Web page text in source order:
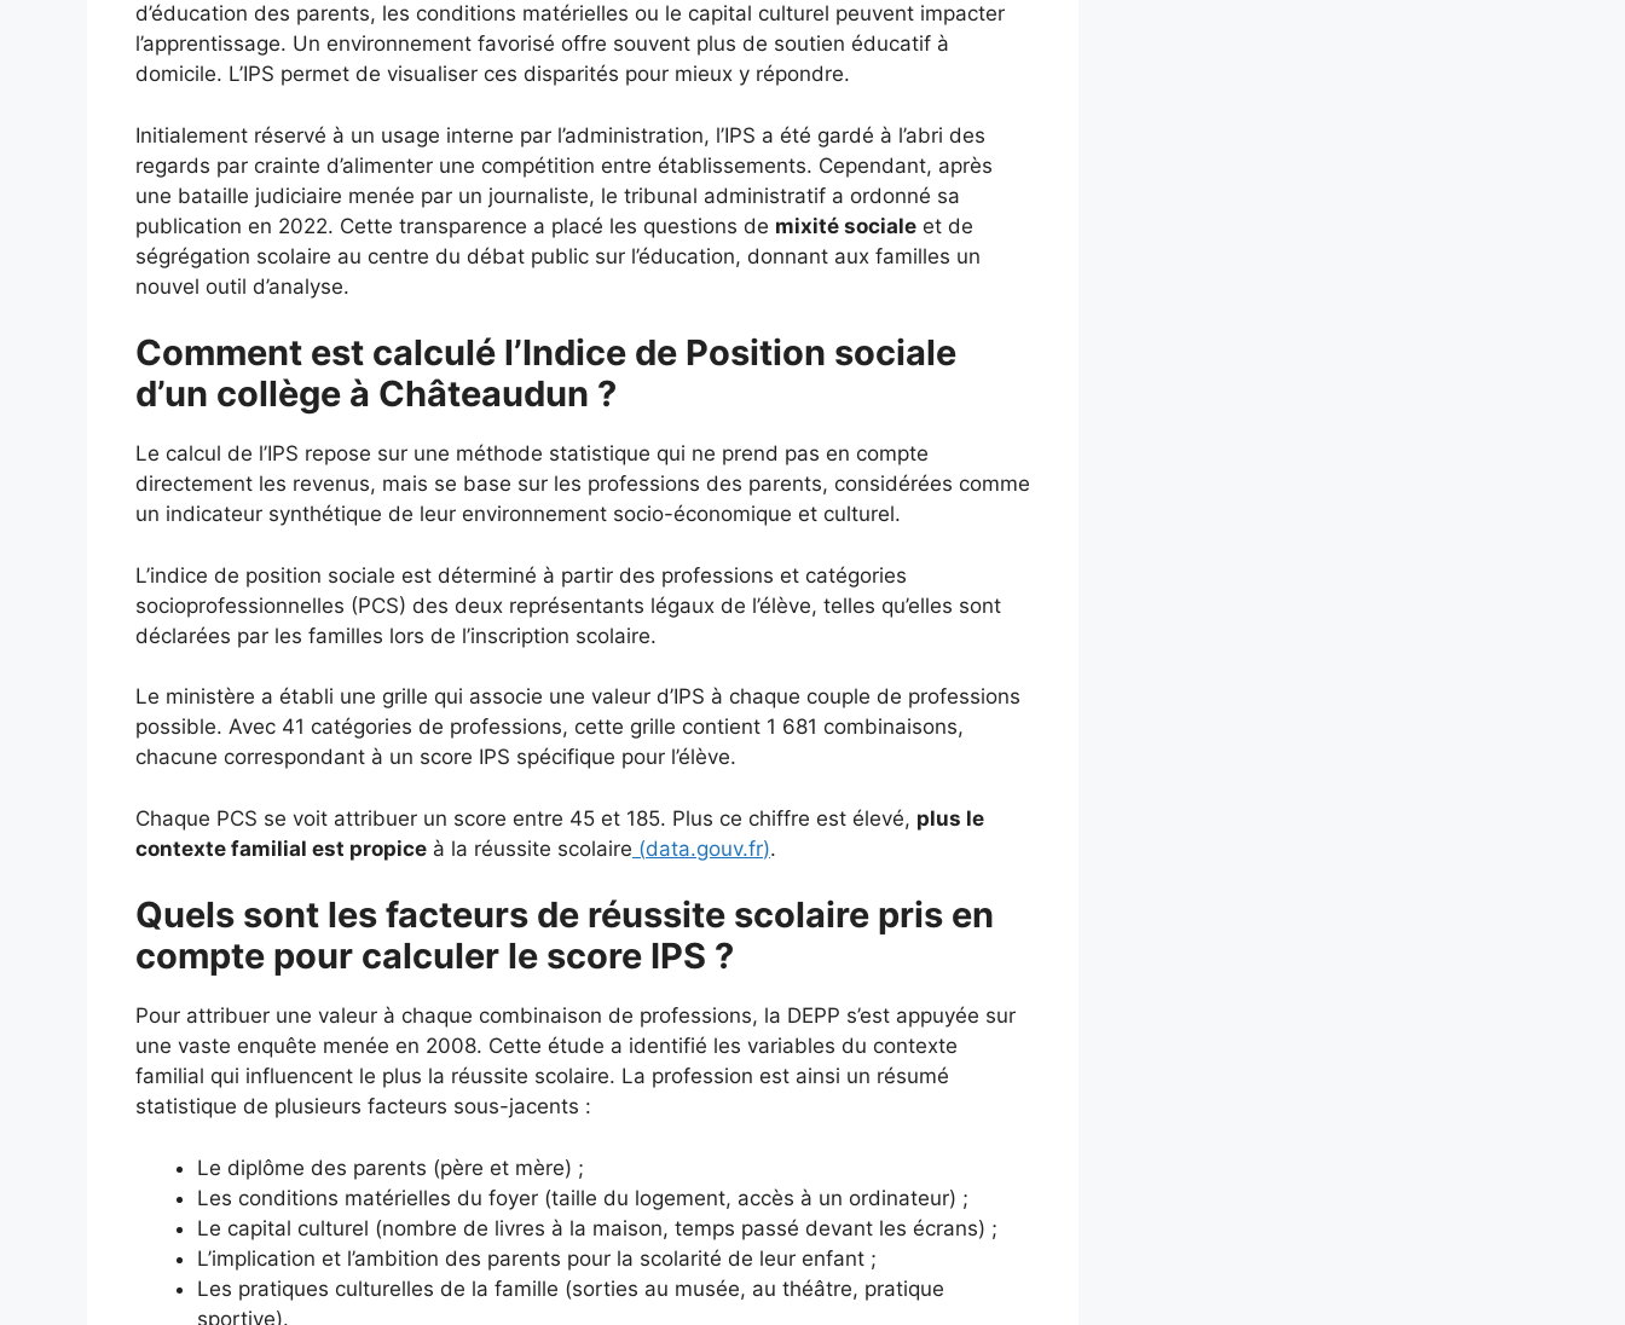
d’éducation des parents, les conditions matérielles ou le capital culturel peuvent impacter
l’apprentissage. Un environnement favorisé offre souvent plus de soutien éducatif à
domicile. L’IPS permet de visualiser ces disparités pour mieux y répondre.
Initialement réservé à un usage interne par l’administration, l’IPS a été gardé à l’abri des
regards par crainte d’alimenter une compétition entre établissements. Cependant, après
une bataille judiciaire menée par un journaliste, le tribunal administratif a ordonné sa
publication en 2022. Cette transparence a placé les questions de mixité sociale et de
ségrégation scolaire au centre du débat public sur l’éducation, donnant aux familles un
nouvel outil d’analyse.
Comment est calculé l’Indice de Position sociale
d’un collège à Châteaudun ?
Le calcul de l’IPS repose sur une méthode statistique qui ne prend pas en compte
directement les revenus, mais se base sur les professions des parents, considérées comme
un indicateur synthétique de leur environnement socio-économique et culturel.
L’indice de position sociale est déterminé à partir des professions et catégories
socioprofessionnelles (PCS) des deux représentants légaux de l’élève, telles qu’elles sont
déclarées par les familles lors de l’inscription scolaire.
Le ministère a établi une grille qui associe une valeur d’IPS à chaque couple de professions
possible. Avec 41 catégories de professions, cette grille contient 1 681 combinaisons,
chacune correspondant à un score IPS spécifique pour l’élève.
Chaque PCS se voit attribuer un score entre 45 et 185. Plus ce chiffre est élevé, plus le
contexte familial est propice à la réussite scolaire (data.gouv.fr).
Quels sont les facteurs de réussite scolaire pris en
compte pour calculer le score IPS ?
Pour attribuer une valeur à chaque combinaison de professions, la DEPP s’est appuyée sur
une vaste enquête menée en 2008. Cette étude a identifié les variables du contexte
familial qui influencent le plus la réussite scolaire. La profession est ainsi un résumé
statistique de plusieurs facteurs sous-jacents :
Le diplôme des parents (père et mère) ;
Les conditions matérielles du foyer (taille du logement, accès à un ordinateur) ;
Le capital culturel (nombre de livres à la maison, temps passé devant les écrans) ;
L’implication et l’ambition des parents pour la scolarité de leur enfant ;
Les pratiques culturelles de la famille (sorties au musée, au théâtre, pratique
sportive).